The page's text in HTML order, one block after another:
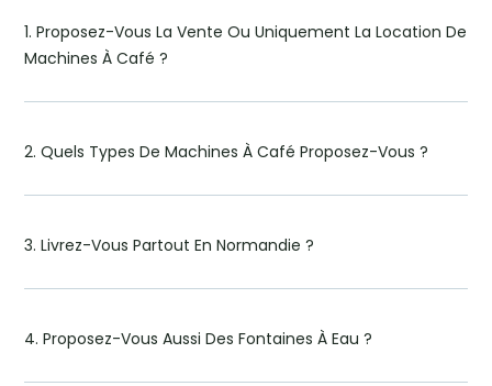
1. Proposez-Vous La Vente Ou Uniquement La Location De
Machines À Café ?
2. Quels Types De Machines À Café Proposez-Vous ?
3. Livrez-Vous Partout En Normandie ?
4. Proposez-Vous Aussi Des Fontaines À Eau ?